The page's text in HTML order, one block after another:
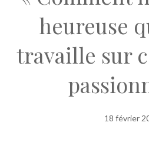
heureuse
travaille sur
18 février